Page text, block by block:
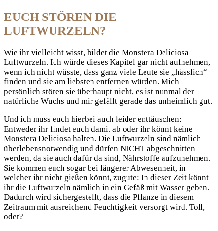
EUCH STÖREN DIE
LUFTWURZELN?
Wie ihr vielleicht wisst, bildet die Monstera Deliciosa
Luftwurzeln. Ich würde dieses Kapitel gar nicht aufnehmen,
wenn ich nicht wüsste, dass ganz viele Leute sie „hässlich“
finden und sie am liebsten entfernen würden. Mich
persönlich stören sie überhaupt nicht, es ist nunmal der
natürliche Wuchs und mir gefällt gerade das unheimlich gut.
Und ich muss euch hierbei auch leider enttäuschen:
Entweder ihr findet euch damit ab oder ihr könnt keine
Monstera Deliciosa halten. Die Luftwurzeln sind nämlich
überlebensnotwendig und dürfen NICHT abgeschnitten
werden, da sie auch dafür da sind, Nährstoffe aufzunehmen.
Sie kommen euch sogar bei längerer Abwesenheit, in
welcher ihr nicht gießen könnt, zugute: In dieser Zeit könnt
ihr die Luftwurzeln nämlich in ein Gefäß mit Wasser geben.
Dadurch wird sichergestellt, dass die Pflanze in diesem
Zeitraum mit ausreichend Feuchtigkeit versorgt wird. Toll,
oder?